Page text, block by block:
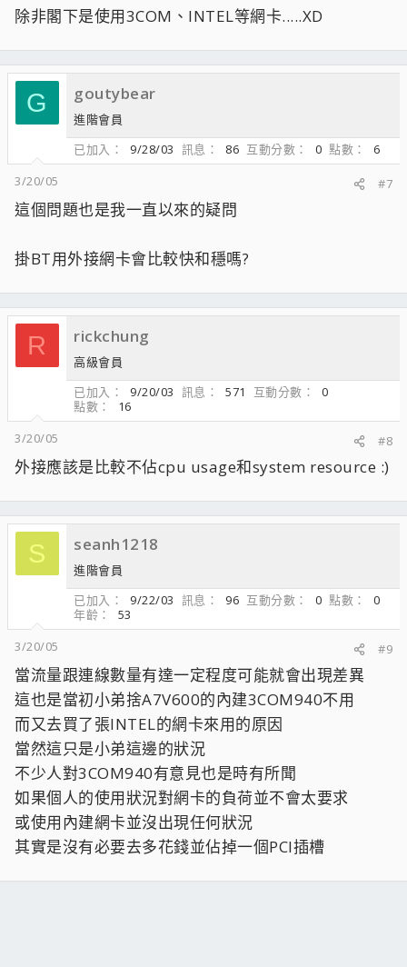
除非閣下是使用3COM、INTEL等網卡.....XD
G goutybear
進階會員
已加入
9/28/03 訊息 86 互動分數 0 點數
6
3/20/05
#7
這個問題也是我一直以來的疑問
掛BT用外接網卡會比較快和穩嗎?
R rickchung
高級會員
已加入
9/20/03 訊息 571 互動分數
0
點數
16
3/20/05
#8
外接應該是比較不佔cpu usage和system resource :)
S seanh1218
進階會員
已加入
9/22/03 訊息 96 互動分數 0 點數
0
年齡
53
3/20/05
#9
當流量跟連線數量有達一定程度可能就會出現差異
這也是當初小弟捨A7V600的內建3COM940不用
而又去買了張INTEL的網卡來用的原因
當然這只是小弟這邊的狀況
不少人對3COM940有意見也是時有所聞
如果個人的使用狀況對網卡的負荷並不會太要求
或使用內建網卡並沒出現任何狀況
其實是沒有必要去多花錢並佔掉一個PCI插槽